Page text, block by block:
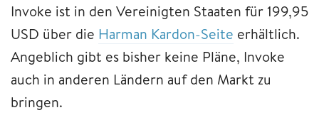
Invoke ist in den Vereinigten Staaten für 199,95
USD über die Harman Kardon-Seite erhältlich.
Angeblich gibt es bisher keine Pläne, Invoke
auch in anderen Ländern auf den Markt zu
bringen.